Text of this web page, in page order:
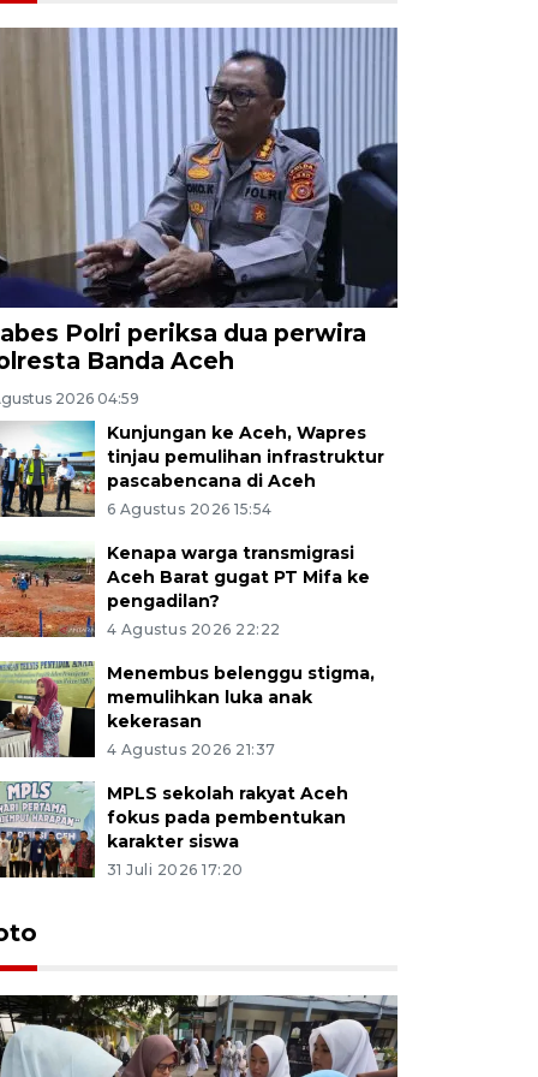
Polri periksa dua perwira
Banda Aceh
2026 04:59
Kunjungan ke Aceh, Wapres
tinjau pemulihan infrastruktur
pascabencana di Aceh
6 Agustus 2026 15:54
Kenapa warga transmigrasi
Aceh Barat gugat PT Mifa ke
pengadilan?
4 Agustus 2026 22:22
Menembus belenggu stigma,
memulihkan luka anak
kekerasan
4 Agustus 2026 21:37
MPLS sekolah rakyat Aceh
fokus pada pembentukan
karakter siswa
31 Juli 2026 17:20